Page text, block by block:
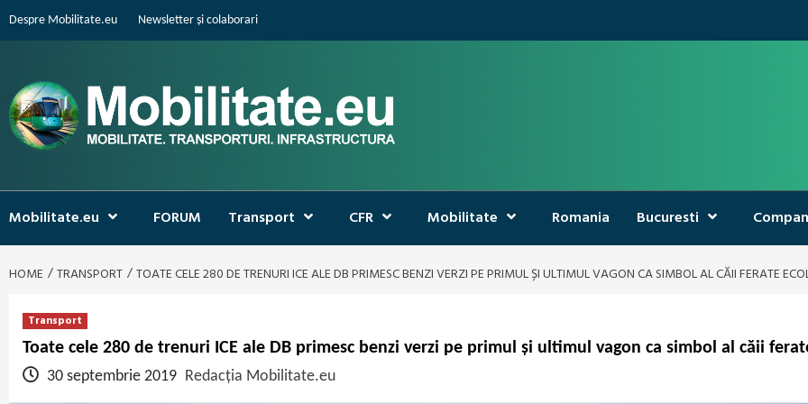
Despre Mobilitate.eu Newsletter și colaborari
Mobilitate.eu FORUM Transport CFR Mobilitate Romania Bucuresti
HOME TRANSPORT TOATE CELE 280 DE TRENURI ICE ALE DB PRIMESC BENZI VERZI PE PRIMUL ȘI ULTIMUL VAGON CA SIMBOL AL CĂII FERATE
Transport
Toate cele 280 de trenuri ICE ale DB primesc benzi verzi pe primul și ultimul vagon ca simbol al căii
30 septembrie 2019 Redacția Mobilitate.eu